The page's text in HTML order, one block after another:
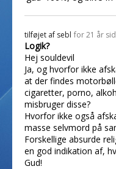
tilføjet af sebl for 21 år
Logik?
Hej souldevil
Ja, og hvorfor ikke
at der findes
cigaretter, porno,
misbruger disse?
Hvorfor ikke også
masse selvmord på
Forskellige absurde
en god indikation af,
Gud!